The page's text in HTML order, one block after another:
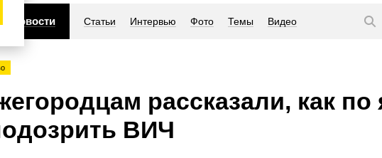
Новости Статьи Интервью Фото Темы Видео
рассказали, как
ВИЧ